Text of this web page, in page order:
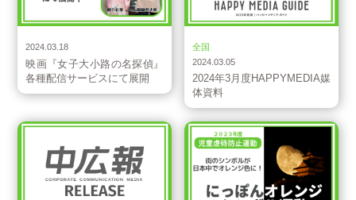
2024.03.18
映画『女子大小路の名探偵』
各種配信サービスにて展開
全国
2024.03.05
2024年3月度HAPPYMEDIA媒
体資料